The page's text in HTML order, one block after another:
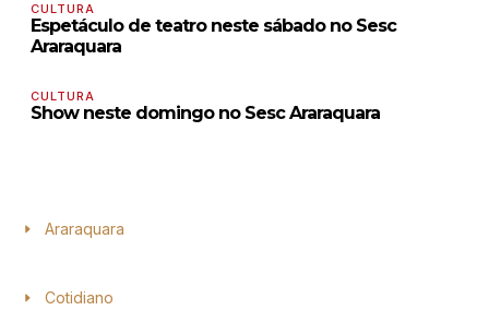
CULTURA
Espetáculo de teatro neste sábado no Sesc
Araraquara
CULTURA
Show neste domingo no Sesc Araraquara
Araraquara
Cotidiano